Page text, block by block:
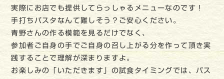
実際にお店でも提供してらっしゃるメニューなのです！
手打ちパスタなんて難しそう？ご安心ください。
青野さんの作る模範を見るだけでなく、
参加者ご自身の手でご自身の召し上がる分を作って頂き実
践することで理解が深まりますよ。
お楽しみの「いただきます」の試食タイミングでは、パス